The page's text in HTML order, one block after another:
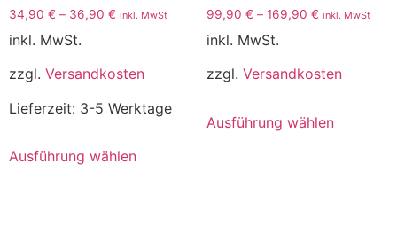
34,90 € – 36,90 € inkl. MwSt
inkl. MwSt.
zzgl. Versandkosten
Lieferzeit: 3-5 Werktage
Ausführung wählen
99,90 € – 169,90 € inkl. MwSt
inkl. MwSt.
zzgl. Versandkosten
Ausführung wählen